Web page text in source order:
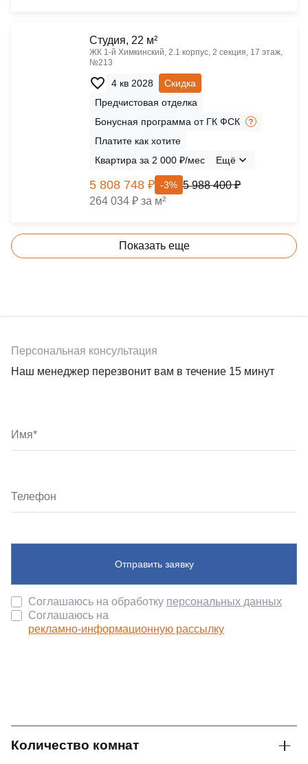
Cтудия, 22 м²
ЖК 1‑й Химкинский, 2.1 корпус, 2 секция, 17 этаж,
№213
4 кв 2028
Скидка
Предчистовая отделка
Бонусная программа от ГК ФСК
Платите как хотите
Квартира за 2 000 ₽/мес
Ещё
5 808 748 ₽ -3% 5 988 400 ₽
264 034 ₽ за м²
Показать еще
Персональная консультация
Наш менеджер перезвонит вам в течение 15 минут
Отправить заявку
Соглашаюсь на обработку персональных данных
Соглашаюсь на
рекламно-информационную рассылку
Количество комнат